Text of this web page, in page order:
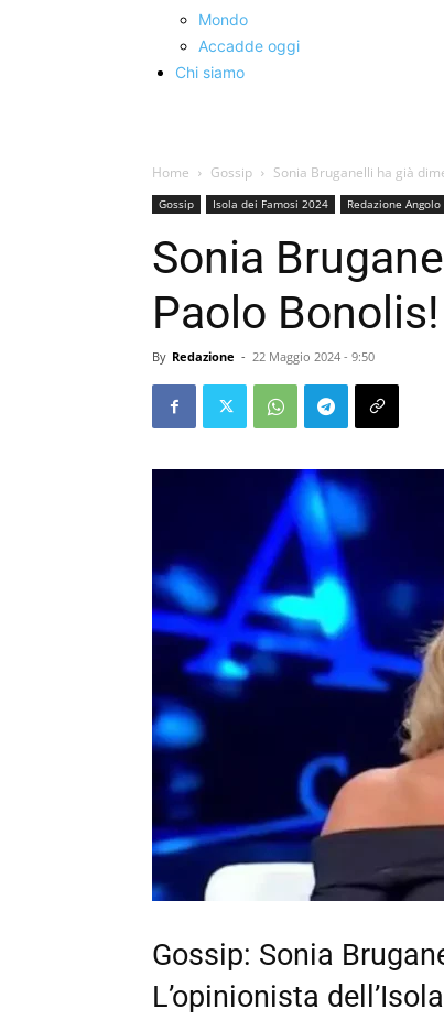
Mondo
Accadde oggi
Chi siamo
Home Gossip Sonia Bruganelli ha già
Gossip Isola dei Famosi 2024 Redazione Angolo
Sonia
Paolo Bonolis!
By Redazione - 22 Maggio 2024 - 9:50
Gossip: Sonia
L’opinionista